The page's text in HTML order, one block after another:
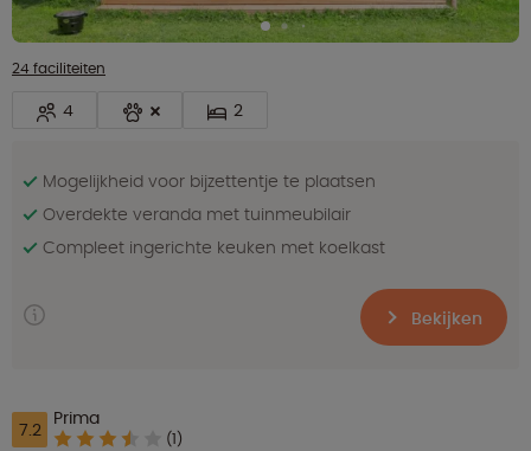
24 faciliteiten
4 2
Mogelijkheid voor bijzettentje te plaatsen
Overdekte veranda met tuinmeubilair
Compleet ingerichte keuken met koelkast
Bekijken
7.2 Prima
(1)